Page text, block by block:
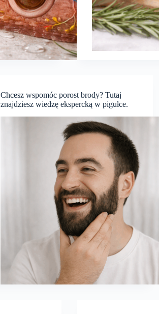
Chcesz wspomóc porost brody? Tutaj
znajdziesz wiedzę ekspercką w pigułce.